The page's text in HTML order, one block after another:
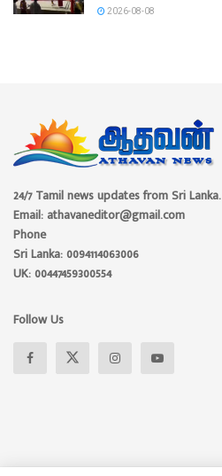
2026-08-08
24/7 Tamil news updates from Sri Lanka.
Email: athavaneditor@gmail.com
Phone
Sri Lanka: 0094114063006
UK: 00447459300554
Follow Us